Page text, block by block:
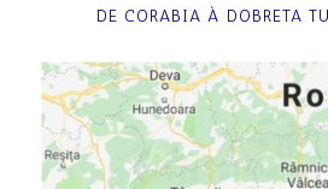
DE CORABIA À DOBRETA